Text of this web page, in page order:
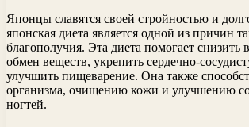
Японцы славятся своей стройностью и
японская диета является одной из причин
благополучия. Эта диета помогает снизить
обмен веществ, укрепить сердечно-
улучшить пищеварение. Она также
организма, очищению кожи и улучшению
ногтей.